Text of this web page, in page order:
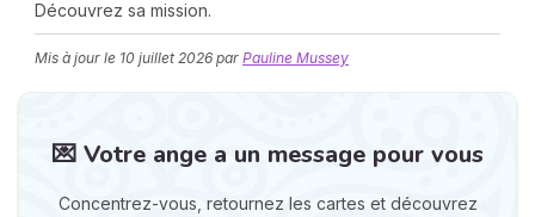
Découvrez sa mission.
Mis à jour le 10 juillet 2026 par Pauline Mussey
💌 Votre ange a un message pour vous
Concentrez-vous, retournez les cartes et découvrez